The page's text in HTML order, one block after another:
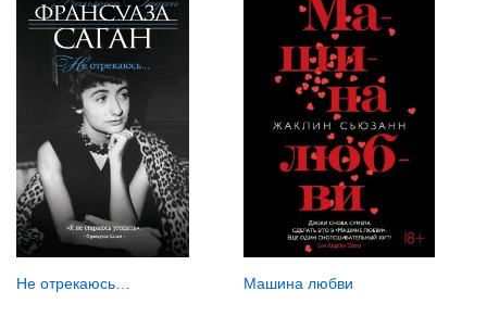
Не отрекаюсь… Машина любви